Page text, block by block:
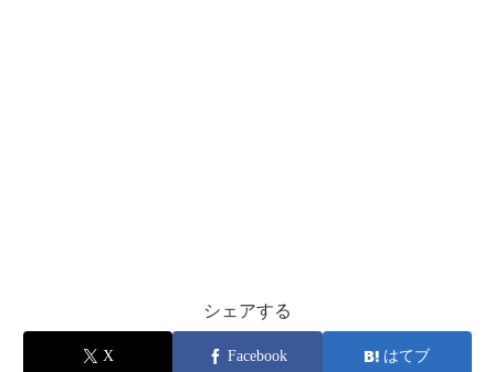
シェアする
X Facebook はてブ